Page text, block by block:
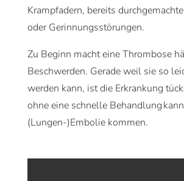
Krampfadern, bereits
oder Gerinnungsstörungen.
Zu Beginn macht eine Thrombose
Beschwerden. Gerade weil sie so
werden kann, ist die Erkrankung
ohne eine schnelle Behandlung
(Lungen-)Embolie kommen.